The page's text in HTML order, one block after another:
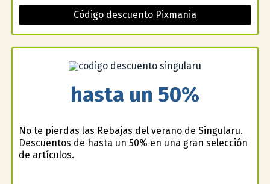
Código descuento Pixmania
hasta un 50%
No te pierdas las Rebajas del verano de Singularu.
Descuentos de hasta un 50% en una gran selección
de artículos.